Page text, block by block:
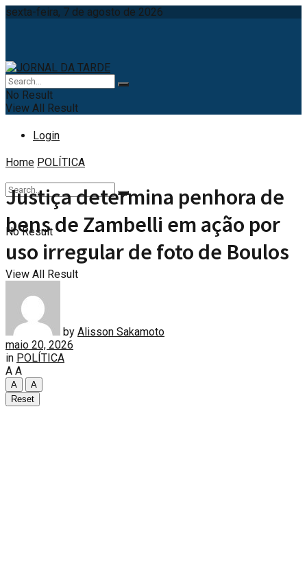
sexta-feira, 7 de agosto de 2026
Login
No Result
View All Result
No Result
View All Result
Home POLÍTICA
Justiça determina penhora de
bens de Zambelli em ação por
uso irregular de foto de Boulos
by Alisson Sakamoto
maio 20, 2026
in POLÍTICA
A A
A
A
Reset